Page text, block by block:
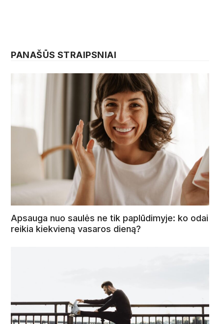
PANAŠŪS STRAIPSNIAI
Apsauga nuo saulės ne tik paplūdimyje: ko odai
reikia kiekvieną vasaros dieną?